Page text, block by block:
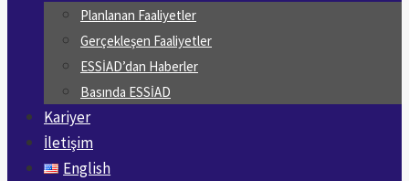
Planlanan Faaliyetler
Gerçekleşen Faaliyetler
ESSİAD’dan Haberler
Basında ESSİAD
Kariyer
İletişim
English